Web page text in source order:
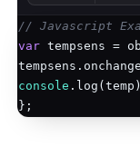
// Javascript
var tempsens =
console